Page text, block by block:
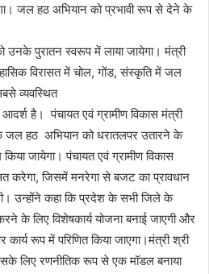
जल हठ अभियान को प्रभावी रूप से देने के
पुरातन स्वरूप में लाया जायेगा। मंत्री
विरासत में चोल, गोंड, संस्कृति में जल
व्यवस्थित
है। पंचायत एवं ग्रामीण विकास मंत्री
जल हठ अभियान को धरातलपर उतारने के
जायेगा। पंचायत एवं ग्रामीण विकास
करेगा, जिसमें मनरेगा से बजट का प्रावधान
उन्होंने कहा कि प्रदेश के सभी जिले के
के लिए विशेषकार्य योजना बनाई जाएगी और
रूप में परिणित किया जाएगा।मंत्री श्री
लिए रणनीतिक रूप से एक मॉडल बनाया